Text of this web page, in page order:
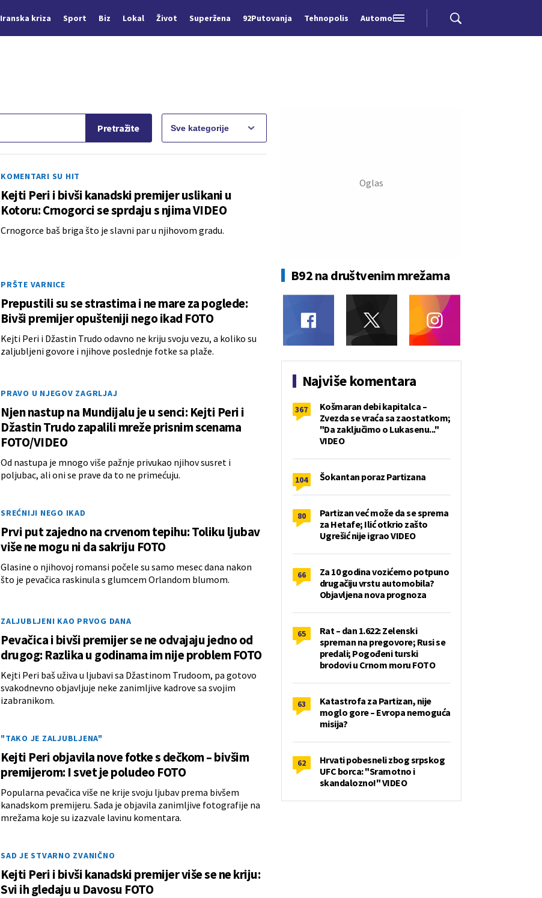
Iranska kriza Sport Biz Lokal Život Superžena 92Putovanja Tehnopolis Automobili
Pretražite
KOMENTARI SU HIT
Kejti Peri i bivši kanadski premijer uslikani u
Kotoru: Crnogorci se sprdaju s njima VIDEO
Crnogorce baš briga što je slavni par u njihovom gradu.
PRŠTE VARNICE
Prepustili su se strastima i ne mare za poglede:
Bivši premijer opušteniji nego ikad FOTO
Kejti Peri i Džastin Trudo odavno ne kriju svoju vezu, a koliko su
zaljubljeni govore i njihove poslednje fotke sa plaže.
PRAVO U NJEGOV ZAGRLJAJ
Njen nastup na Mundijalu je u senci: Kejti Peri i
Džastin Trudo zapalili mreže prisnim scenama
FOTO/VIDEO
Od nastupa je mnogo više pažnje privukao njihov susret i
poljubac, ali oni se prave da to ne primećuju.
SREĆNIJI NEGO IKAD
Prvi put zajedno na crvenom tepihu: Toliku ljubav
više ne mogu ni da sakriju FOTO
Glasine o njihovoj romansi počele su samo mesec dana nakon
što je pevačica raskinula s glumcem Orlandom blumom.
ZALJUBLJENI KAO PRVOG DANA
Pevačica i bivši premijer se ne odvajaju jedno od
drugog: Razlika u godinama im nije problem FOTO
Kejti Peri baš uživa u ljubavi sa Džastinom Trudoom, pa gotovo
svakodnevno objavljuje neke zanimljive kadrove sa svojim
izabranikom.
"TAKO JE ZALJUBLJENA"
Kejti Peri objavila nove fotke s dečkom – bivšim
premijerom: I svet je poludeo FOTO
Popularna pevačica više ne krije svoju ljubav prema bivšem
kanadskom premijeru. Sada je objavila zanimljive fotografije na
mrežama koje su izazvale lavinu komentara.
SAD JE STVARNO ZVANIČNO
Kejti Peri i bivši kanadski premijer više se ne kriju:
Svi ih gledaju u Davosu FOTO
B92 na društvenim mrežama
Najviše komentara
367
Košmaran debi kapitalca –
Zvezda se vraća sa zaostatkom;
"Da zaključimo o Lukasenu..."
VIDEO
104 Šokantan poraz Partizana
80
Partizan već može da se sprema
za Hetafe; Ilić otkrio zašto
Ugrešić nije igrao VIDEO
66
Za 10 godina vozićemo potpuno
drugačiju vrstu automobila?
Objavljena nova prognoza
65
Rat – dan 1.622: Zelenski
spreman na pregovore; Rusi se
predali; Pogođeni turski
brodovi u Crnom moru FOTO
63
Katastrofa za Partizan, nije
moglo gore – Evropa nemoguća
misija?
62
Hrvati pobesneli zbog srpskog
UFC borca: "Sramotno i
skandalozno!" VIDEO